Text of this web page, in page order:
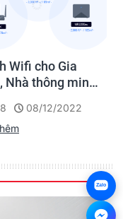
Wifi cho Gia
Nhà thông minh
nhỏ08/12/2022
Zalo